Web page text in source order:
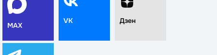
MAX
VK Дзен